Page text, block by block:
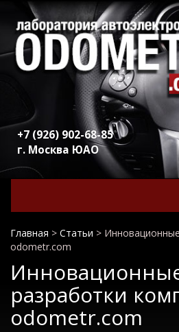
+7 (926) 902-68-85
г. Москва ЮАО
Главная > Статьи >
odometr.com
разработки
odometr.com